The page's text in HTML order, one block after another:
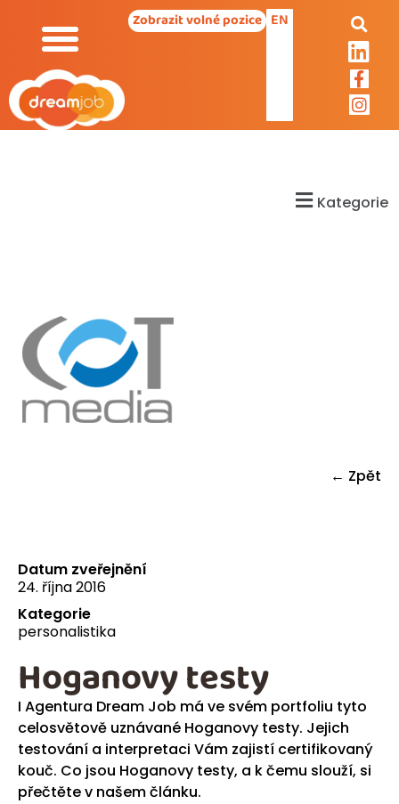
Zobrazit volné pozice EN
Kategorie
← Zpět
Datum zveřejnění
24. října 2016
Kategorie
personalistika
I Agentura Dream Job má ve svém portfoliu tyto
celosvětově uznávané Hoganovy testy. Jejich
testování a interpretaci Vám zajistí certifikovaný
kouč. Co jsou Hoganovy testy, a k čemu slouží, si
přečtěte v našem článku.
Hoganovy testy